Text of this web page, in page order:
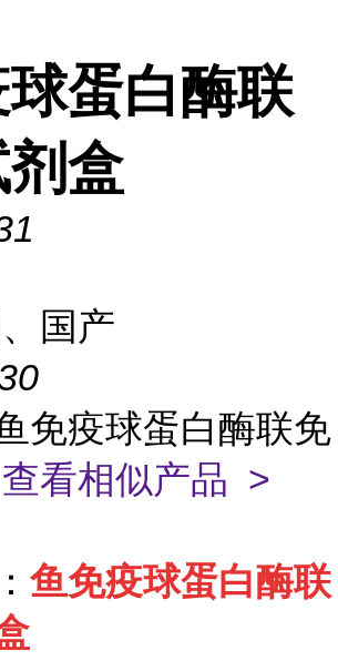
蛋白酶联
盒
国产
免疫球蛋白酶联免
查看相似产品 >
鱼免疫球蛋白酶联